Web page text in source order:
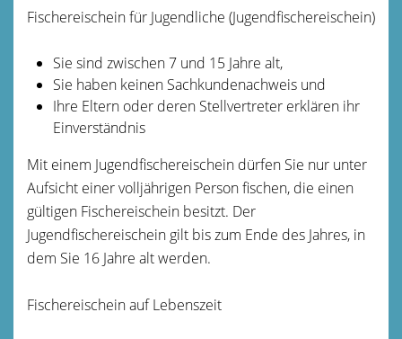
Fischereischein für Jugendliche (Jugendfischereischein)
Sie sind zwischen 7 und 15 Jahre alt,
Sie haben keinen Sachkundenachweis und
Ihre Eltern oder deren Stellvertreter erklären ihr
Einverständnis
Mit einem Jugendfischereischein dürfen Sie nur unter
Aufsicht einer volljährigen Person fischen, die einen
gültigen Fischereischein besitzt. Der
Jugendfischereischein gilt bis zum Ende des Jahres, in
dem Sie 16 Jahre alt werden.
Fischereischein auf Lebenszeit